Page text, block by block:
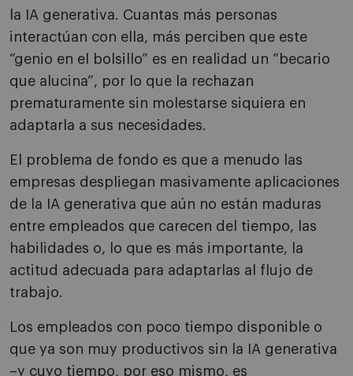
la IA generativa. Cuantas más personas
interactúan con ella, más perciben que este
“genio en el bolsillo” es en realidad un “becario
que alucina”, por lo que la rechazan
prematuramente sin molestarse siquiera en
adaptarla a sus necesidades.
El problema de fondo es que a menudo las
empresas despliegan masivamente aplicaciones
de la IA generativa que aún no están maduras
entre empleados que carecen del tiempo, las
habilidades o, lo que es más importante, la
actitud adecuada para adaptarlas al flujo de
trabajo.
Los empleados con poco tiempo disponible o
que ya son muy productivos sin la IA generativa
–y cuyo tiempo, por eso mismo, es